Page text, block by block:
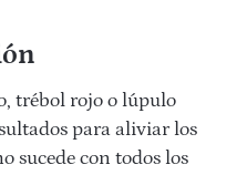
trébol rojo o lúpulo
para aliviar los
sucede con todos los